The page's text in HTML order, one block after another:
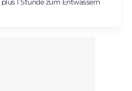
plus 1 Stunde zum Entwässern